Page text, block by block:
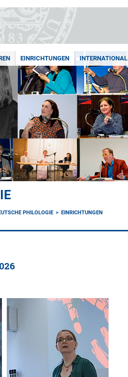
EINRICHTUNGEN INTERNATIONAL
PHILOLOGIE
EINRICHTUNGEN